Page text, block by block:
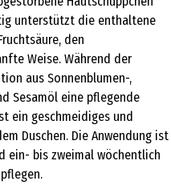
unterstützt die enthaltene
den
Weise. Während der
aus Sonnenblumen-,
Sesamöl eine pflegende
ein geschmeidiges und
Duschen. Die Anwendung ist
ein- bis zweimal wöchentlich